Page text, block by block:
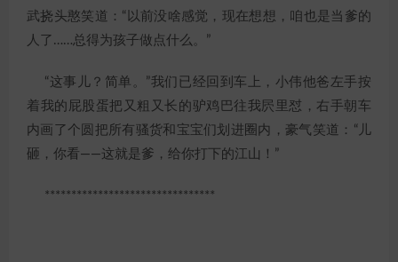
武挠头憨笑道：“以前没啥感觉，现在想想，咱也是当爹的
人了……总得为孩子做点什么。”
“这事儿？简单。”我们已经回到车上，小伟他爸左手按
着我的屁股蛋把又粗又长的驴鸡巴往我屄里怼，右手朝车
内画了个圆把所有骚货和宝宝们划进圈内，豪气笑道：“儿
砸，你看——这就是爹，给你打下的江山！”
********************************